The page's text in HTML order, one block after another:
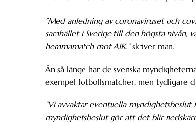
”Med anledning av coronaviruset och
samhället i Sverige till den högsta nivån,
hemmamatch mot AIK.”skriver man.
Än så länge har de svenska
exempel fotbollsmatcher, men tydligare
”Vi avvaktar eventuella
myndighetsbeslut gör att det blir